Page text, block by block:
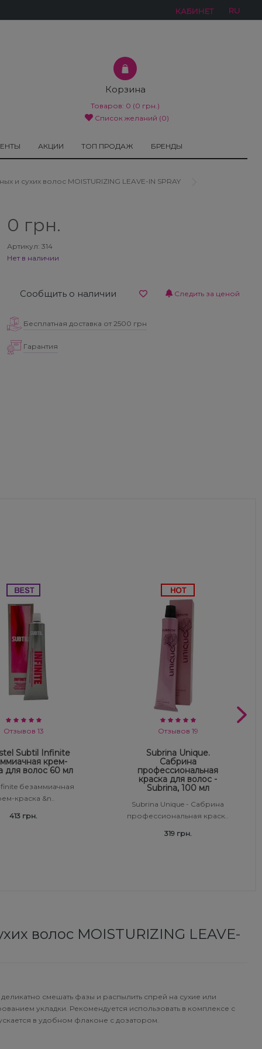
КАБИНЕТ RU
Корзина
Товаров: 0 (0 грн.)
Список желаний (0)
АКЦИИ ТОП ПРОДАЖ БРЕНДЫ
сухих волос MOISTURIZING LEAVE-IN SPRAY
0 грн.
Артикул: 314
Нет в наличии
Сообщить о наличии Следить за ценой
Бесплатная доставка от 2500 грн
Гарантия
Отзывов 13
Subtil Infinite
крем-
для волос 60 мл
безаммиачная
краска &n..
413 грн.
Отзывов 19
Subrina Unique.
Сабрина
профессиональная
краска для волос -
Subrina, 100 мл
Subrina Unique - Сабрина
профессиональная краск..
319 грн.
волос MOISTURIZING LEAVE-
смешать фазы и распылить спрей на сухие или
укладки. Рекомендуется использовать в комплексе с
в удобном флаконе с дозатором.